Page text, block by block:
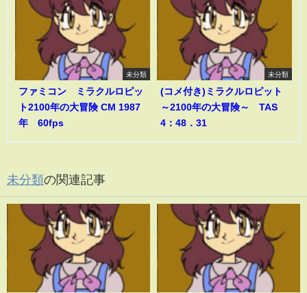
未分類
ファミコン ミラクルロピッ
ト2100年の大冒険 CM 1987
年 60fps
未分類
(コメ付き)ミラクルロピット
～2100年の大冒険～ TAS
4：48．31
未分類の関連記事